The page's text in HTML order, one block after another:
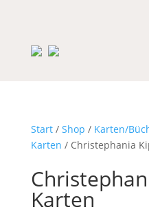
Start/ Shop / Karten/
Karten / Christephania
Karten